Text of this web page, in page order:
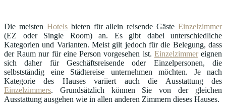
Die meisten Hotelsbieten für allein reisende Gäste Einzelzimmer
(EZ oder Single Room) an. Es gibt dabei unterschiedliche
Kategorien und Varianten. Meist gilt jedoch für die Belegung, dass
der Raum nur für eine Person vorgesehen ist. Einzelzimmereignen
sich daher für Geschäftsreisende oder Einzelpersonen, die
selbstständig eine Städtereise unternehmen möchten. Je nach
Kategorie des Hauses variiert auch die Ausstattung des
Einzelzimmers. Grundsätzlich können Sie von der gleichen
Ausstattung ausgehen wie in allen anderen Zimmern dieses Hauses.